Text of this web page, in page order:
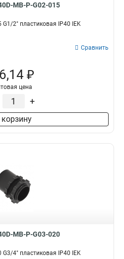
MB-P-G02-015
2" пластиковая IP40 IEK
Сравнить
₽
цена
+
MB-P-G03-020
4" пластиковая IP40 IEK